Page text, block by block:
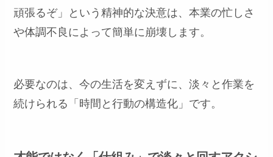
頑張るぞ」という精神的な決意は、本業の忙しさ
や体調不良によって簡単に崩壊します。
必要なのは、今の生活を変えずに、淡々と作業を
続けられる「時間と行動の構造化」です。